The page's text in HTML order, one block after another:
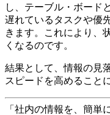
し、テーブル・ボード
遅れているタスクや優
きます。これにより、
くなるのです。
結果として、情報の見
スピードを高めること
「社内の情報を、簡単